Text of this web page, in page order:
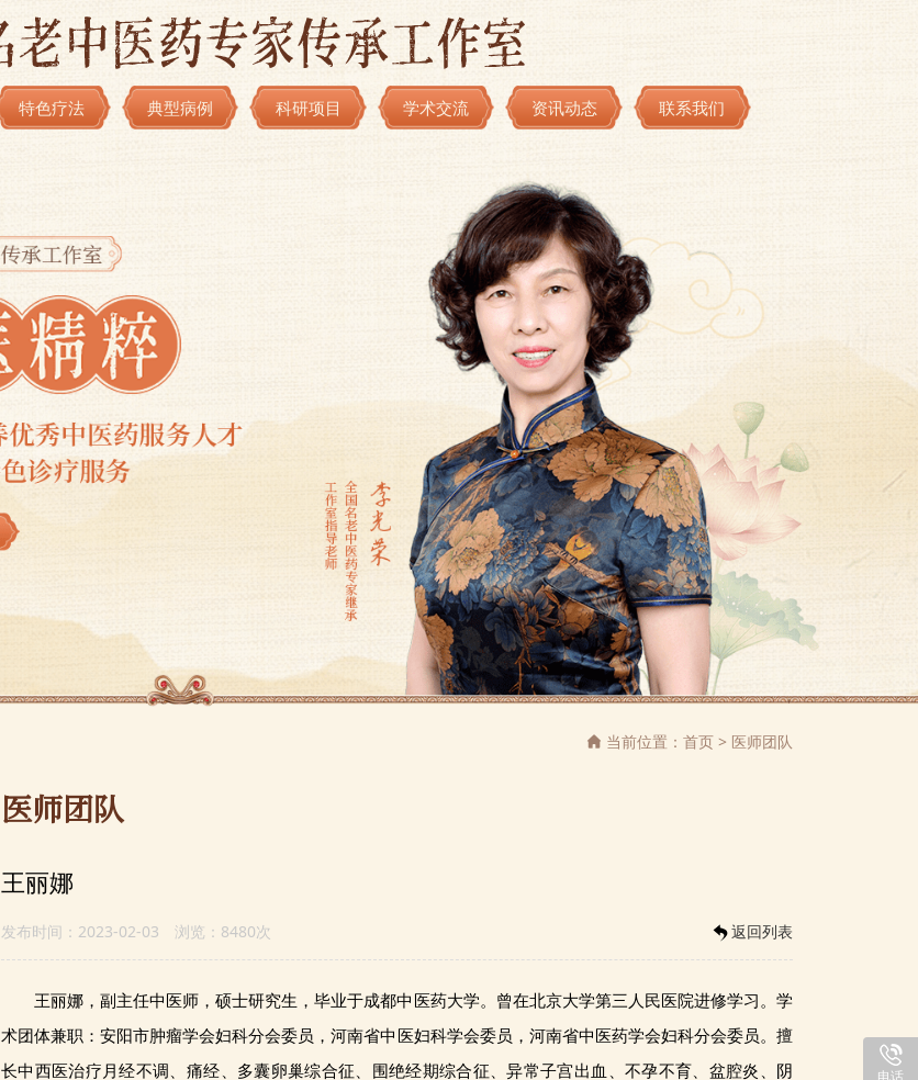
特色疗法 典型病例 科研项目 学术交流 资讯动态 联系我们
 当前位置： 首页 > 医师团队
医师团队
王丽娜
发布时间：2023-02-03 浏览：8480次 返回列表
王丽娜，副主任中医师，硕士研究生，毕业于成都中医药大学。曾在北京大学第三人民医院进修学习。学
术团体兼职：安阳市肿瘤学会妇科分会委员，河南省中医妇科学会委员，河南省中医药学会妇科分会委员。擅
长中西医治疗月经不调、痛经、多囊卵巢综合征、围绝经期综合征、异常子宫出血、不孕不育、盆腔炎、阴
电话